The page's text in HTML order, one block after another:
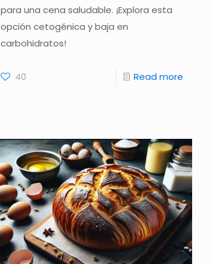
para una cena saludable. ¡Explora esta
opción cetogénica y baja en
carbohidratos!
40 Read more